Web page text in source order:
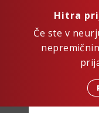
Hitra
Če ste v